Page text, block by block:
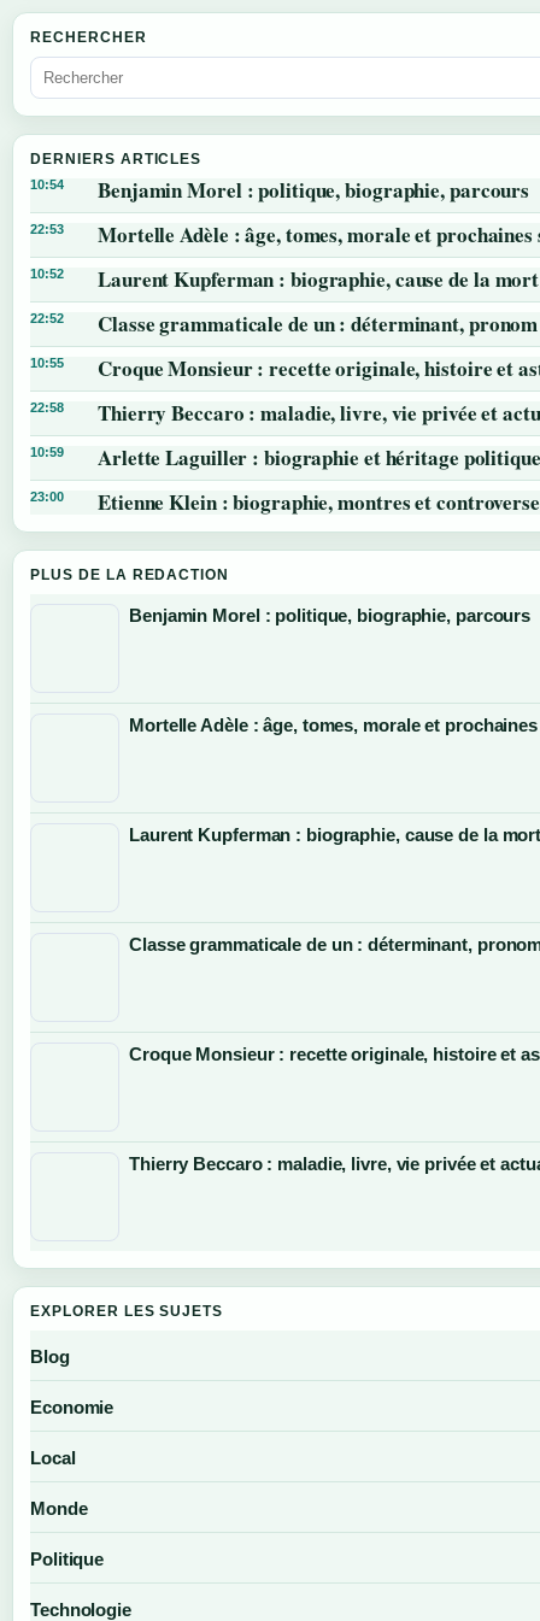
RECHERCHER
DERNIERS ARTICLES
10:54 Benjamin Morel : politique, biographie, parcours
22:53 Mortelle Adèle : âge, tomes, morale et prochaines
10:52 Laurent Kupferman : biographie, cause de la
22:52 Classe grammaticale de un : déterminant,
10:55 Croque Monsieur : recette originale, histoire et
22:58 Thierry Beccaro : maladie, livre, vie privée et
10:59 Arlette Laguiller : biographie et héritage politique
23:00 Etienne Klein : biographie, montres et
PLUS DE LA REDACTION
Benjamin Morel : politique, biographie, parcours
Mortelle Adèle : âge, tomes, morale et
Laurent Kupferman : biographie, cause de la
Classe grammaticale de un : déterminant,
Croque Monsieur : recette originale, histoire et
Thierry Beccaro : maladie, livre, vie privée et
EXPLORER LES SUJETS
Blog
Economie
Local
Monde
Politique
Technologie